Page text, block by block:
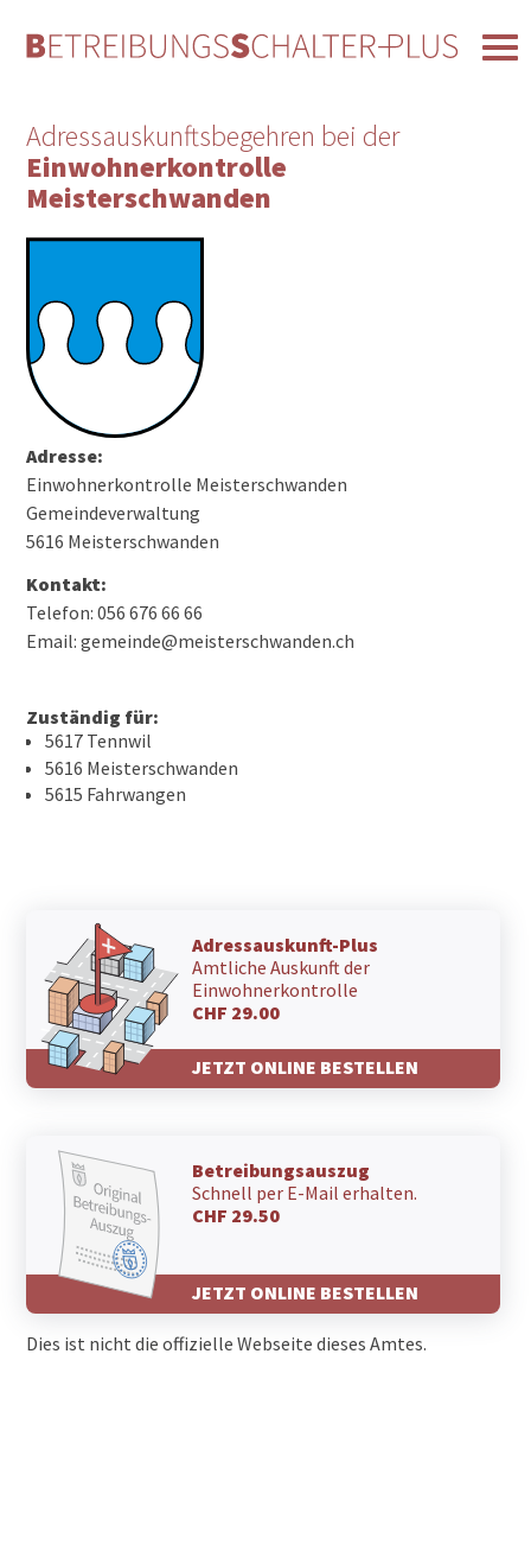
Adressauskunftsbegehren bei der
Einwohnerkontrolle
Meisterschwanden
Adresse:
Einwohnerkontrolle Meisterschwanden
Gemeindeverwaltung
5616 Meisterschwanden
Kontakt:
Telefon: 056 676 66 66
Email: gemeinde@meisterschwanden.ch
Zuständig für:
5617 Tennwil
5616 Meisterschwanden
5615 Fahrwangen
Adressauskunft-Plus
Amtliche Auskunft der
Einwohnerkontrolle
CHF 29.00
JETZT ONLINE BESTELLEN
Betreibungsauszug
Schnell per E-Mail erhalten.
CHF 29.50
JETZT ONLINE BESTELLEN
Dies ist nicht die offizielle Webseite dieses Amtes.